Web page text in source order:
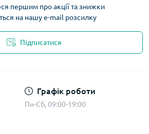
першим про акції та знижки
на нашу e-mail розсилку
Підписатися
Графік роботи
Пн-Сб, 09:00-19:00